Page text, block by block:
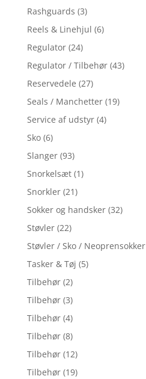
Rashguards (3)
Reels & Linehjul (6)
Regulator (24)
Regulator / Tilbehør (43)
Reservedele (27)
Seals / Manchetter (19)
Service af udstyr (4)
Sko (6)
Slanger (93)
Snorkelsæt (1)
Snorkler (21)
Sokker og handsker (32)
Støvler (22)
Støvler / Sko / Neoprensokker
Tasker & Tøj (5)
Tilbehør (2)
Tilbehør (3)
Tilbehør (4)
Tilbehør (8)
Tilbehør (12)
Tilbehør (19)